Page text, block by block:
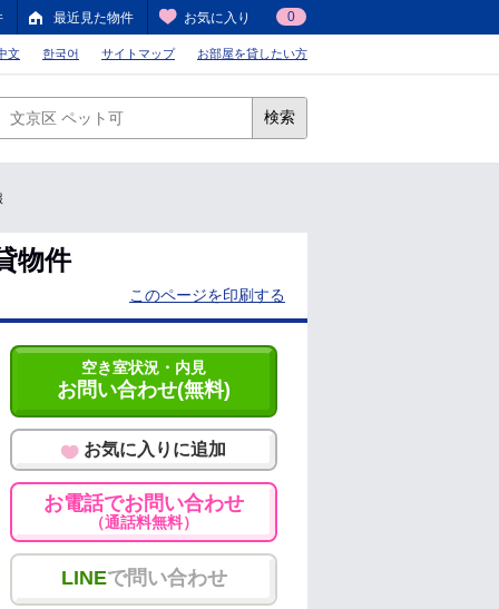
最近見た物件 お気に入り 0
文 한국어 サイトマップ お部屋を貸したい方
検索
物件
このページを印刷する
空き室状況・内見
お問い合わせ(無料)
お気に入りに追加
お電話でお問い合わせ
（通話料無料）
LINEで問い合わせ